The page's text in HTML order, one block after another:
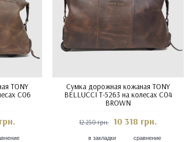
TONY
C06
Сумка дорожная кожаная TONY
BELLUCCI T-5263 на колесах C04
BROWN
12 250 грн. 10 318 грн.
в закладки сравнение